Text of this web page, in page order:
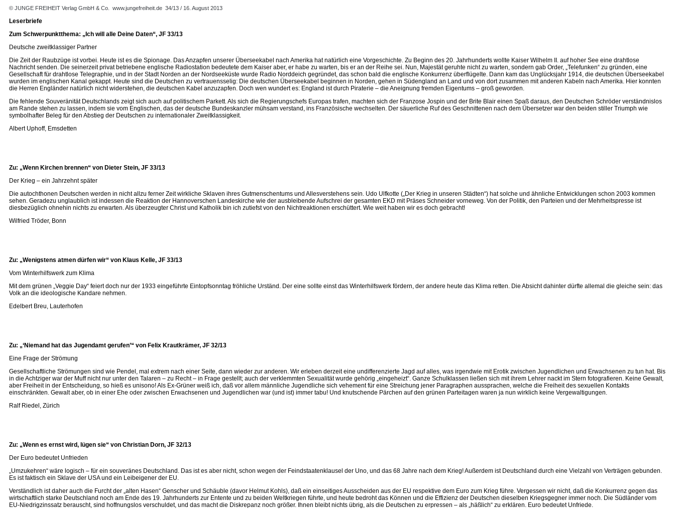
© JUNGE FREIHEIT Verlag GmbH & Co. www.jungefreiheit.de 34/13 / 16. August 2013
Leserbriefe
Zum Schwerpunktthema: „Ich will alle Deine Daten“, JF 33/13
Deutsche zweitklassiger Partner
Die Zeit der Raubzüge ist vorbei. Heute ist es die Spionage. Das Anzapfen unserer Überseekabel nach Amerika hat natürlich eine Vorgeschichte. Zu Beginn des 20. Jahrhunderts wollte Kaiser Wilhelm II. auf hoher See eine drahtlose
Nachricht senden. Die seinerzeit privat betriebene englische Radiostation bedeutete dem Kaiser aber, er habe zu warten, bis er an der Reihe sei. Nun, Majestät geruhte nicht zu warten, sondern gab Order, „Telefunken“ zu gründen, eine
Gesellschaft für drahtlose Telegraphie, und in der Stadt Norden an der Nordseeküste wurde Radio Norddeich gegründet, das schon bald die englische Konkurrenz überflügelte. Dann kam das Unglücksjahr 1914, die deutschen Überseekabel
wurden im englischen Kanal gekappt. Heute sind die Deutschen zu vertrauensselig: Die deutschen Überseekabel beginnen in Norden, gehen in Südengland an Land und von dort zusammen mit anderen Kabeln nach Amerika. Hier konnten
die Herren Engländer natürlich nicht widerstehen, die deutschen Kabel anzuzapfen. Doch wen wundert es: England ist durch Piraterie – die Aneignung fremden Eigentums – groß geworden.
Die fehlende Souveränität Deutschlands zeigt sich auch auf politischem Parkett. Als sich die Regierungschefs Europas trafen, machten sich der Franzose Jospin und der Brite Blair einen Spaß daraus, den Deutschen Schröder verständnislos
am Rande stehen zu lassen, indem sie vom Englischen, das der deutsche Bundeskanzler mühsam verstand, ins Französische wechselten. Der säuerliche Ruf des Geschnittenen nach dem Übersetzer war den beiden stiller Triumph wie
symbolhafter Beleg für den Abstieg der Deutschen zu internationaler Zweitklassigkeit.
Albert Uphoff, Emsdetten
Zu: „Wenn Kirchen brennen“ von Dieter Stein, JF 33/13
Der Krieg – ein Jahrzehnt später
Die autochthonen Deutschen werden in nicht allzu ferner Zeit wirkliche Sklaven ihres Gutmenschentums und Allesverstehens sein. Udo Ulfkotte („Der Krieg in unseren Städten“) hat solche und ähnliche Entwicklungen schon 2003 kommen
sehen. Geradezu unglaublich ist indessen die Reaktion der Hannoverschen Landeskirche wie der ausbleibende Aufschrei der gesamten EKD mit Präses Schneider vorneweg. Von der Politik, den Parteien und der Mehrheitspresse ist
diesbezüglich ohnehin nichts zu erwarten. Als überzeugter Christ und Katholik bin ich zutiefst von den Nichtreaktionen erschüttert. Wie weit haben wir es doch gebracht!
Wilfried Tröder, Bonn
Zu: „Wenigstens atmen dürfen wir“ von Klaus Kelle, JF 33/13
Vom Winterhilfswerk zum Klima
Mit dem grünen „Veggie Day“ feiert doch nur der 1933 eingeführte Eintopfsonntag fröhliche Urständ. Der eine sollte einst das Winterhilfswerk fördern, der andere heute das Klima retten. Die Absicht dahinter dürfte allemal die gleiche sein: das
Volk an die ideologische Kandare nehmen.
Edelbert Breu, Lauterhofen
Zu: „‘Niemand hat das Jugendamt gerufen’“ von Felix Krautkrämer, JF 32/13
Eine Frage der Strömung
Gesellschaftliche Strömungen sind wie Pendel, mal extrem nach einer Seite, dann wieder zur anderen. Wir erleben derzeit eine undifferenzierte Jagd auf alles, was irgendwie mit Erotik zwischen Jugendlichen und Erwachsenen zu tun hat. Bis
in die Achtziger war der Muff nicht nur unter den Talaren – zu Recht – in Frage gestellt; auch der verklemmten Sexualität wurde gehörig „eingeheizt“. Ganze Schulklassen ließen sich mit ihrem Lehrer nackt im Stern fotografieren. Keine Gewalt,
aber Freiheit in der Entscheidung, so hieß es unisono! Als Ex-Grüner weiß ich, daß vor allem männliche Jugendliche sich vehement für eine Streichung jener Paragraphen aussprachen, welche die Freiheit des sexuellen Kontakts
einschränkten. Gewalt aber, ob in einer Ehe oder zwischen Erwachsenen und Jugendlichen war (und ist) immer tabu! Und knutschende Pärchen auf den grünen Parteitagen waren ja nun wirklich keine Vergewaltigungen.
Ralf Riedel, Zürich
Zu: „Wenn es ernst wird, lügen sie“ von Christian Dorn, JF 32/13
Der Euro bedeutet Unfrieden
„Umzukehren“ wäre logisch – für ein souveränes Deutschland. Das ist es aber nicht, schon wegen der Feindstaatenklausel der Uno, und das 68 Jahre nach dem Krieg! Außerdem ist Deutschland durch eine Vielzahl von Verträgen gebunden.
Es ist faktisch ein Sklave der USA und ein Leibeigener der EU.
Verständlich ist daher auch die Furcht der „alten Hasen“ Genscher und Schäuble (davor Helmut Kohls), daß ein einseitiges Ausscheiden aus der EU respektive dem Euro zum Krieg führe. Vergessen wir nicht, daß die Konkurrenz gegen das
wirtschaftlich starke Deutschland noch am Ende des 19. Jahrhunderts zur Entente und zu beiden Weltkriegen führte, und heute bedroht das Können und die Effizienz der Deutschen dieselben Kriegsgegner immer noch. Die Südländer vom
EU-Niedrigzinssatz berauscht, sind hoffnungslos verschuldet, und das macht die Diskrepanz noch größer. Ihnen bleibt nichts übrig, als die Deutschen zu erpressen – als „häßlich“ zu erklären. Euro bedeutet Unfriede.